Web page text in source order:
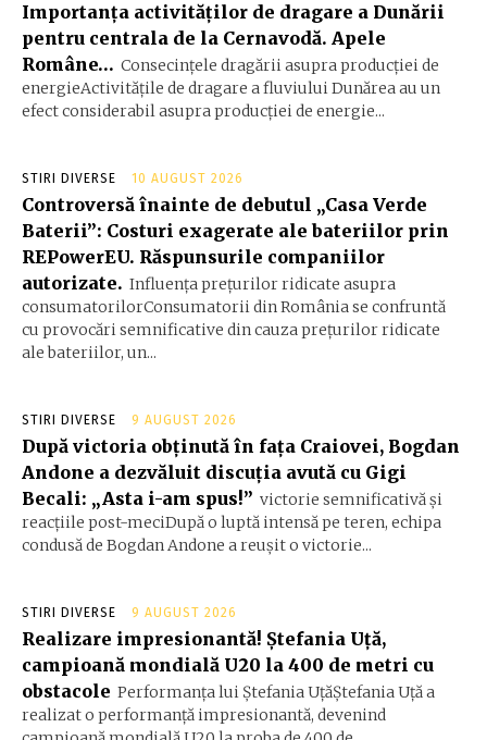
Importanța activităților de dragare a Dunării
pentru centrala de la Cernavodă. Apele
Române… Consecințele dragării asupra producției de
energieActivitățile de dragare a fluviului Dunărea au un
efect considerabil asupra producției de energie...
STIRI DIVERSE 10 AUGUST 2026
Controversă înainte de debutul „Casa Verde
Baterii”: Costuri exagerate ale bateriilor prin
REPowerEU. Răspunsurile companiilor
autorizate. Influența prețurilor ridicate asupra
consumatorilorConsumatorii din România se confruntă
cu provocări semnificative din cauza prețurilor ridicate
ale bateriilor, un...
STIRI DIVERSE 9 AUGUST 2026
După victoria obținută în fața Craiovei, Bogdan
Andone a dezvăluit discuția avută cu Gigi
Becali: „Asta i-am spus!” victorie semnificativă și
reacțiile post-meciDupă o luptă intensă pe teren, echipa
condusă de Bogdan Andone a reușit o victorie...
STIRI DIVERSE 9 AUGUST 2026
Realizare impresionantă! Ștefania Uță,
campioană mondială U20 la 400 de metri cu
obstacole Performanța lui Ștefania UțăŞtefania Uță a
realizat o performanță impresionantă, devenind